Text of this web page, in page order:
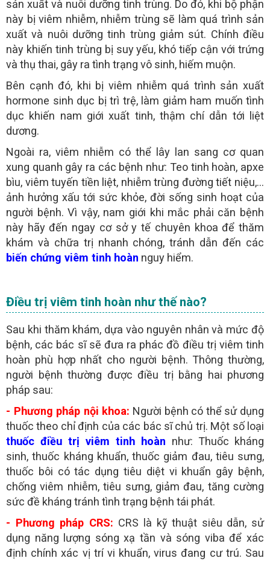
sản xuất và nuôi dưỡng tinh trùng. Do đó, khi bộ phận
này bị viêm nhiễm, nhiễm trùng sẽ làm quá trình sản
xuất và nuôi dưỡng tinh trùng giảm sút. Chính điều
này khiến tinh trùng bị suy yếu, khó tiếp cận với trứng
và thụ thai, gây ra tình trạng vô sinh, hiếm muộn.
Bên cạnh đó, khi bị viêm nhiễm quá trình sản xuất
hormone sinh dục bị trì trệ, làm giảm ham muốn tình
dục khiến nam giới xuất tinh, thậm chí dẫn tới liệt
dương.
Ngoài ra, viêm nhiễm có thể lây lan sang cơ quan
xung quanh gây ra các bệnh như: Teo tinh hoàn, apxe
bìu, viêm tuyến tiền liệt, nhiễm trùng đường tiết niệu,…
ảnh hưởng xấu tới sức khỏe, đời sống sinh hoạt của
người bệnh. Vì vậy, nam giới khi mắc phải căn bệnh
này hãy đến ngay cơ sở y tế chuyên khoa để thăm
khám và chữa trị nhanh chóng, tránh dẫn đến các
biến chứng viêm tinh hoàn nguy hiểm.
Điều trị viêm tinh hoàn như thế nào?
Sau khi thăm khám, dựa vào nguyên nhân và mức độ
bệnh, các bác sĩ sẽ đưa ra phác đồ điều trị viêm tinh
hoàn phù hợp nhất cho người bệnh. Thông thường,
người bệnh thường được điều trị bằng hai phương
pháp sau:
- Phương pháp nội khoa: Người bệnh có thể sử dụng
thuốc theo chỉ định của các bác sĩ chủ trị. Một số loại
thuốc điều trị viêm tinh hoàn như: Thuốc kháng
sinh, thuốc kháng khuẩn, thuốc giảm đau, tiêu sưng,
thuốc bôi có tác dụng tiêu diệt vi khuẩn gây bệnh,
chống viêm nhiễm, tiêu sưng, giảm đau, tăng cường
sức đề kháng tránh tình trạng bệnh tái phát.
- Phương pháp CRS: CRS là kỹ thuật siêu dẫn, sử
dụng năng lượng sóng xạ tần và sóng viba để xác
định chính xác vị trí vi khuẩn, virus đang cư trú. Sau